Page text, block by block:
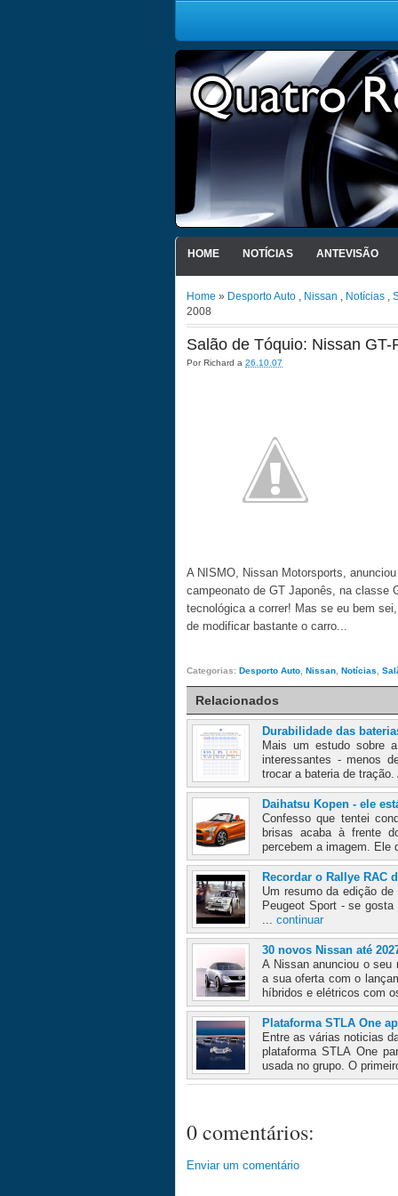
HOME NOTÍCIAS ANTEVISÃO
Home » Desporto Auto , Nissan , Notícias ,
2008
Salão de Tóquio: Nissan
PorRichard a 26.10.07
A NISMO, Nissan Motorsports,
campeonato de GT Japonês, na classe
tecnológica a correr! Mas se eu bem
de modificar bastante o carro...
Categorias: Desporto Auto Nissan Notícias
Relacionados
Durabilidade das
Mais um estudo sobre
interessantes - menos
trocar a bateria de tração.
Daihatsu Kopen - ele
Confesso que tentei
brisas acaba à frente
percebem a imagem. Ele
Recordar o Rallye RAC
Um resumo da edição
Peugeot Sport - se
... continuar
30 novos Nissan até
A Nissan anunciou o seu
a sua oferta com o
híbridos e elétricos com
Plataforma STLA One
Entre as várias noticias
plataforma STLA One
usada no grupo. O
0 comentários:
Enviar um comentário